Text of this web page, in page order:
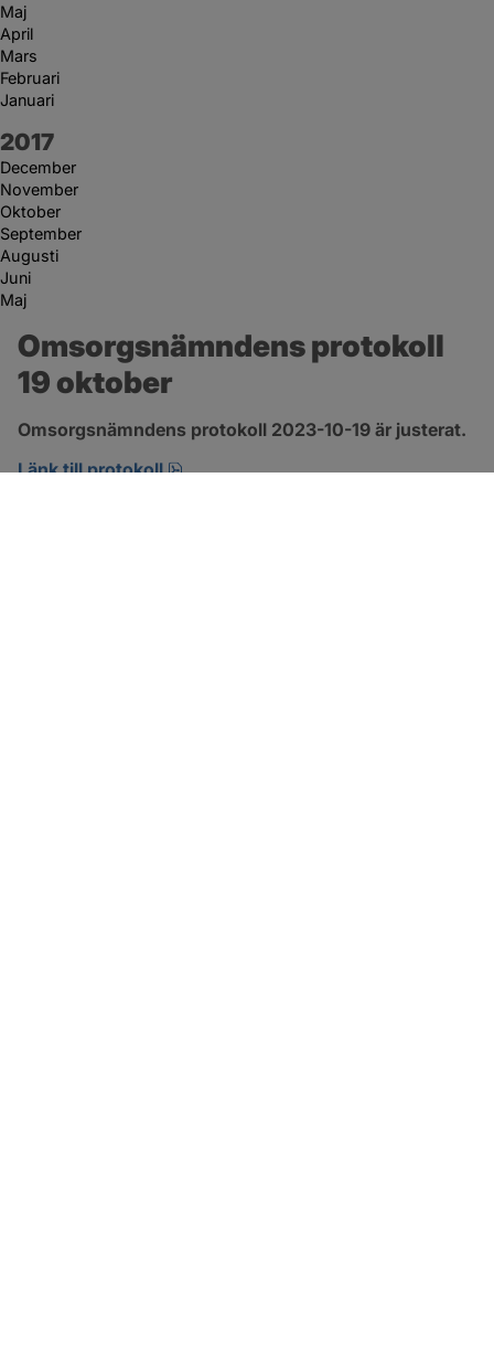
Maj
April
Mars
Februari
Januari
År:
2017
December
November
Oktober
September
Augusti
Juni
Maj
Omsorgsnämndens protokoll
19 oktober
Omsorgsnämndens protokoll 2023-10-19 är justerat.
Länk till protokoll
pdf, 360.6 kB, öppnas i nytt fönster.